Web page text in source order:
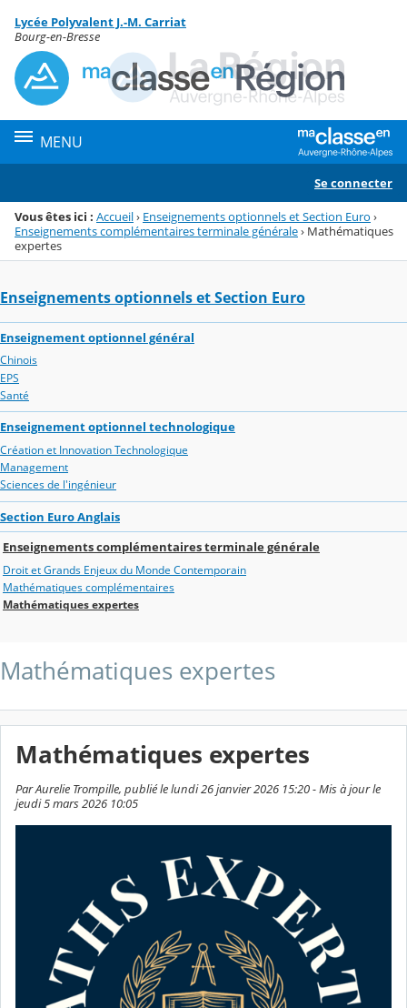
Menu de la rubrique
Contenu
Lycée Polyvalent J.-M. Carriat
Bourg-en-Bresse
MENU
Se connecter
Vous êtes ici : Accueil› Enseignements optionnels et Section Euro ›
Enseignements complémentaires terminale générale› Mathématiques
expertes
Enseignements optionnels et Section Euro
Enseignement optionnel général
Chinois
EPS
Santé
Enseignement optionnel technologique
Création et Innovation Technologique
Management
Sciences de l'ingénieur
Section Euro Anglais
Enseignements complémentaires terminale générale
Droit et Grands Enjeux du Monde Contemporain
Mathématiques complémentaires
Mathématiques expertes
Mathématiques expertes
Mathématiques expertes
Par Aurelie Trompille, publié le lundi 26 janvier 2026 15:20 - Mis à jour le
jeudi 5 mars 2026 10:05